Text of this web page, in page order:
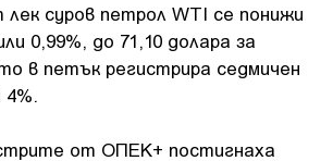
лек суров петрол WTI се понижи
0,99%, до 71,10 долара за
в петък регистрира седмичен
от ОПЕК+ постигнаха